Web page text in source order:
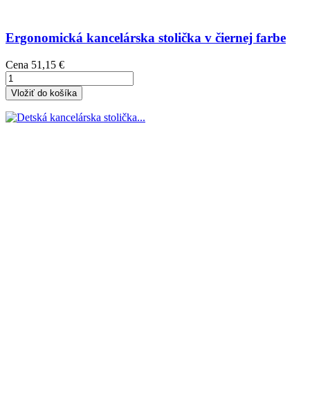
Ergonomická kancelárska stolička v čiernej farbe
Cena 51,15 €
Vložiť do košíka